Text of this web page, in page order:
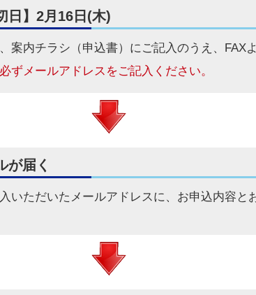
日】2月16日(木)
案内チラシ（申込書） にご記入のうえ、FAX
ずメールアドレスをご記入ください。
が届く
いただいたメールアドレスに、お申込内容と